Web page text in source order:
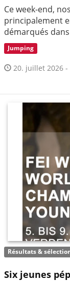
Ce week-end,
principalement
démarqués
Jumping
20. juillet 2026 -
Résultats &
Six jeunes